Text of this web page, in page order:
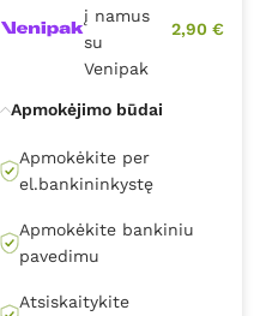
į namus
su
Venipak
2,90 €
Apmokėjimo būdai
Apmokėkite per
el.bankininkystę
Apmokėkite bankiniu
pavedimu
Atsiskaitykite